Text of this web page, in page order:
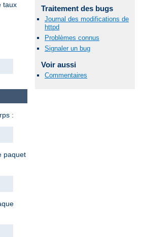
taux
Traitement des bugs
Journal des modifications de
httpd
Problèmes connus
Signaler un bug
Voir aussi
Commentaires
:
paquet